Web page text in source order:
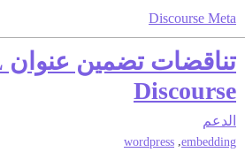
Discourse Meta
Discourse
الدعم
embedding
,
wordpress